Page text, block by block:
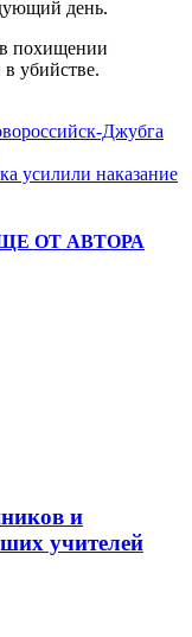
день.
похищении
убийстве.
Джубга
усилили наказание
ОТ АВТОРА
и
учителей